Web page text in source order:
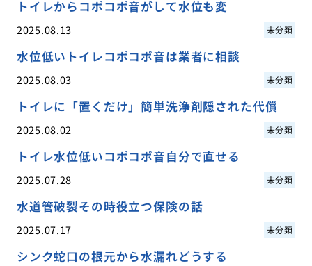
トイレからコポコポ音がして水位も変
2025.08.13 未分類
水位低いトイレコポコポ音は業者に相談
2025.08.03 未分類
トイレに「置くだけ」簡単洗浄剤隠された代償
2025.08.02 未分類
トイレ水位低いコポコポ音自分で直せる
2025.07.28 未分類
水道管破裂その時役立つ保険の話
2025.07.17 未分類
シンク蛇口の根元から水漏れどうする